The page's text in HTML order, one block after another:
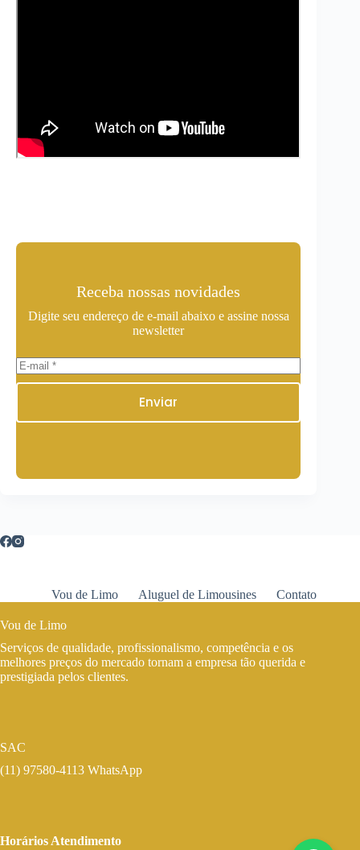
Receba nossas novidades
Digite seu endereço de e-mail abaixo e assine nossa
newsletter
Enviar
Vou de Limo Aluguel de Limousines Contato
Vou de Limo
Serviços de qualidade, profissionalismo, competência e os
melhores preços do mercado tornam a empresa tão querida e
prestigiada pelos clientes.
SAC
(11) 97580-4113 WhatsApp
Horários Atendimento